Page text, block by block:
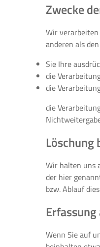
Zwecke
Wir
anderen als
Sie Ihre
die
die
die
Löschung
Wir halten uns
der hier
bzw. Ablauf
Wenn Sie auf